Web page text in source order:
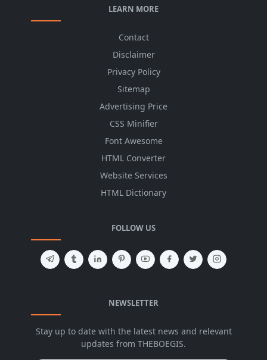
LEARN MORE
Contact
Disclaimer
Privacy Policy
Sitemap
Advertising Price
CSS Minifier
Font Awesome
HTML Converter
Website Services
HTML Dictionary
FOLLOW US
NEWSLETTER
Stay up to date with the latest news and relevant
updates from THEBOEGIS.